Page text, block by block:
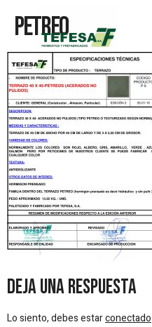
Petreo
Deja una respuesta
Lo siento, debes estarconectado